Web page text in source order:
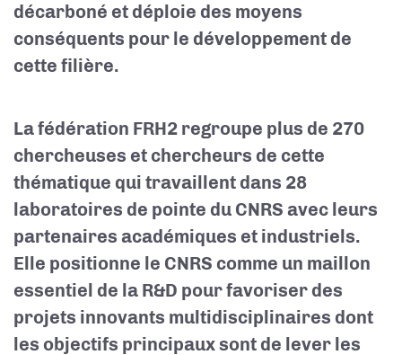
décarboné et déploie des moyens
conséquents pour le développement de
cette filière.
La fédération FRH2 regroupe plus de 270
chercheuses et chercheurs de cette
thématique qui travaillent dans 28
laboratoires de pointe du CNRS avec leurs
partenaires académiques et industriels.
Elle positionne le CNRS comme un maillon
essentiel de la R&D pour favoriser des
projets innovants multidisciplinaires dont
les objectifs principaux sont de lever les